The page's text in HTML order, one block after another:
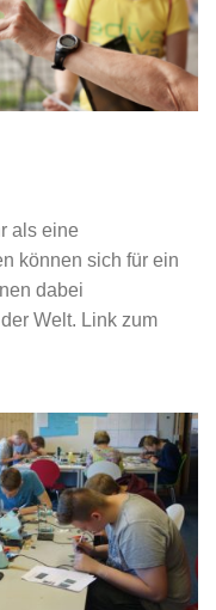
als eine
können sich für ein
dabei
Welt. Link zum